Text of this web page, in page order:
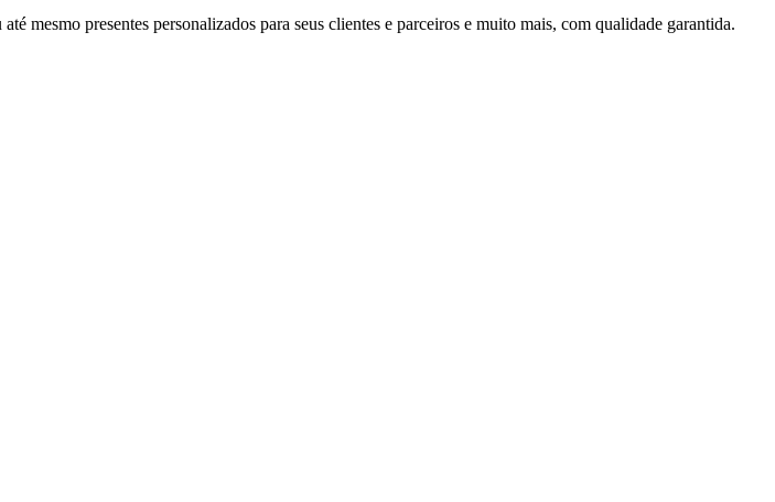
mesmo presentes personalizados para seus clientes e parceiros e muito mais, com qualidade garantida.